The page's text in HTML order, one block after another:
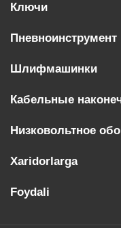
Ключи
Пневноинструмент
Шлифмашинки
Кабельные
Низковольтное
Xaridorlarga
Foydali